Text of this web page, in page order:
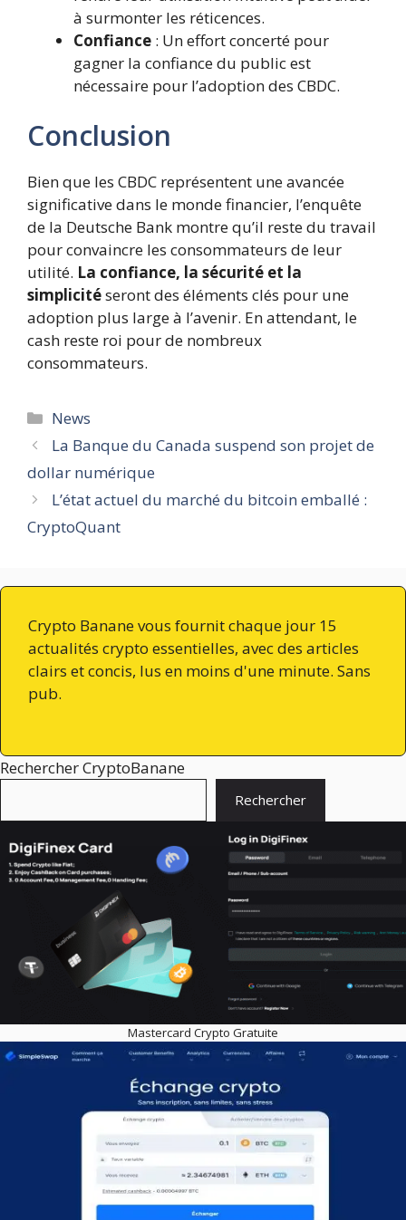
à surmonter les réticences.
Confiance : Un effort concerté pour
gagner la confiance du public est
nécessaire pour l’adoption des CBDC.
Conclusion
Bien que les CBDC représentent une avancée
significative dans le monde financier, l’enquête
de la Deutsche Bank montre qu’il reste du travail
pour convaincre les consommateurs de leur
utilité. La confiance, la sécurité et la
simplicitéseront des éléments clés pour une
adoption plus large à l’avenir. En attendant, le
cash reste roi pour de nombreux
consommateurs.
Catégories
News
La Banque du Canada suspend son projet de
dollar numérique
L’état actuel du marché du bitcoin emballé :
CryptoQuant
Crypto Banane vous fournit chaque jour 15
actualités crypto essentielles, avec des articles
clairs et concis, lus en moins d'une minute. Sans
pub.
Rechercher CryptoBanane
Rechercher
Mastercard Crypto Gratuite